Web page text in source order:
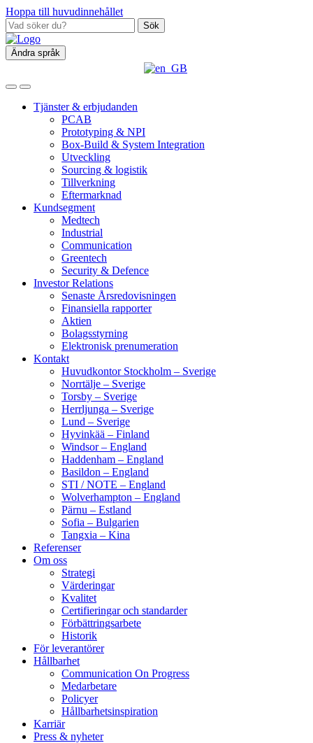
Hoppa till huvudinnehållet
Sök
Ändra språk
Tjänster & erbjudanden
PCAB
Prototyping & NPI
Box‑Build & System Integration
Utveckling
Sourcing & logistik
Tillverkning
Eftermarknad
Kundsegment
Medtech
Industrial
Communication
Greentech
Security & Defence
Investor Relations
Senaste Årsredovisningen
Finansiella rapporter
Aktien
Bolagsstyrning
Elektronisk prenumeration
Kontakt
Huvudkontor Stockholm – Sverige
Norrtälje – Sverige
Torsby – Sverige
Herrljunga – Sverige
Lund – Sverige
Hyvinkää – Finland
Windsor – England
Haddenham – England
Basildon – England
STI / NOTE – England
Wolverhampton – England
Pärnu – Estland
Sofia – Bulgarien
Tangxia – Kina
Referenser
Om oss
Strategi
Värderingar
Kvalitet
Certifieringar och standarder
Förbättringsarbete
Historik
För leverantörer
Hållbarhet
Communication On Progress
Medarbetare
Policyer
Hållbarhetsinspiration
Karriär
Press & nyheter